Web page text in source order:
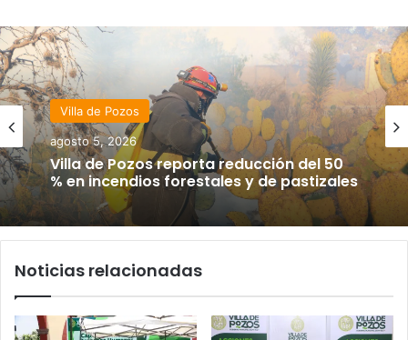
Villa de Pozos
agosto 5, 2026
Villa de Pozos reporta reducción del 50
% en incendios forestales y de pastizales
Noticias relacionadas